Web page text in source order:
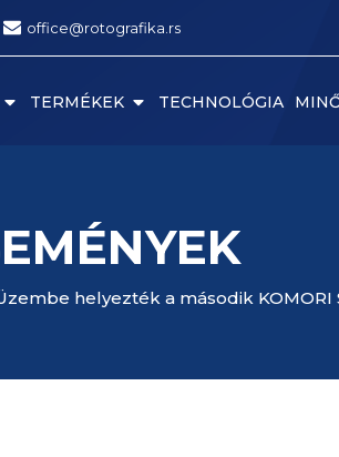
office@rotografika.rs
TERMÉKEK TECHNOLÓGIA
helyezték a második